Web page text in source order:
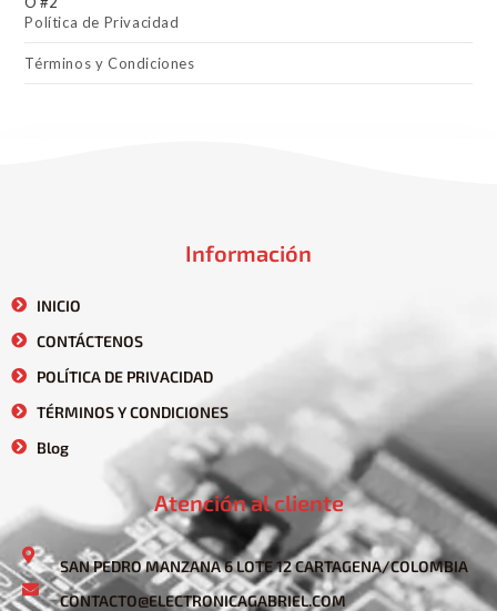
Política de Privacidad
Términos y Condiciones
Información
INICIO
CONTÁCTENOS
POLÍTICA DE PRIVACIDAD
TÉRMINOS Y CONDICIONES
Blog
Atención al cliente
SAN PEDRO MANZANA 6 LOTE 12 CARTAGENA/COLOMBIA
CONTACTO@ELECTRONICAGABRIEL.COM